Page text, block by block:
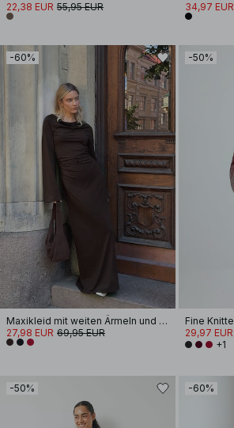
22,38 EUR 55,95 EUR
34,97 EUR
-60%
Maxikleid mit weiten Ärmeln und offenem Rücken
27,98 EUR 69,95 EUR
-50%
29,97 EUR
+1
-50% -60%